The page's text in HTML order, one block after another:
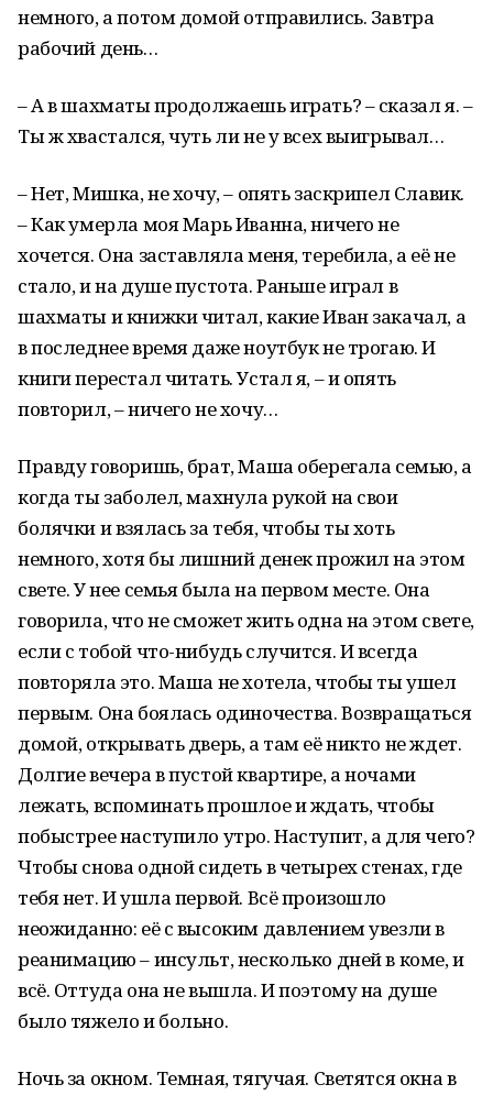
немного, а потом домой отправились. Завтра
рабочий день…
– А в шахматы продолжаешь играть? – сказал я. –
Ты ж хвастался, чуть ли не у всех выигрывал…
– Нет, Мишка, не хочу, – опять заскрипел Славик.
– Как умерла моя Марь Иванна, ничего не
хочется. Она заставляла меня, теребила, а её не
стало, и на душе пустота. Раньше играл в
шахматы и книжки читал, какие Иван закачал, а
в последнее время даже ноутбук не трогаю. И
книги перестал читать. Устал я, – и опять
повторил, – ничего не хочу…
Правду говоришь, брат, Маша оберегала семью, а
когда ты заболел, махнула рукой на свои
болячки и взялась за тебя, чтобы ты хоть
немного, хотя бы лишний денек прожил на этом
свете. У нее семья была на первом месте. Она
говорила, что не сможет жить одна на этом свете,
если с тобой что-нибудь случится. И всегда
повторяла это. Маша не хотела, чтобы ты ушел
первым. Она боялась одиночества. Возвращаться
домой, открывать дверь, а там её никто не ждет.
Долгие вечера в пустой квартире, а ночами
лежать, вспоминать прошлое и ждать, чтобы
побыстрее наступило утро. Наступит, а для чего?
Чтобы снова одной сидеть в четырех стенах, где
тебя нет. И ушла первой. Всё произошло
неожиданно: её с высоким давлением увезли в
реанимацию – инсульт, несколько дней в коме, и
всё. Оттуда она не вышла. И поэтому на душе
было тяжело и больно.
Ночь за окном. Темная, тягучая. Светятся окна в